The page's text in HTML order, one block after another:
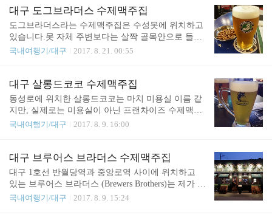
이 바이스 입니다.전반적으로 가격대는 착한편입니
다.잔당 7~8천원에 일부 맥주들의 경우 잔당 만원이
넘어가는 맥주들도 종종 마셨었기에이렇게 잔당 5천
원이 안..
꽤나 마셔야 되는지라 패스했어요.무엇보다 IPA같은
것들이 없다는게 큰 이유였습니다.수제 생맥주들은
위와 같습니다.안주이자 저녁이였던 페퍼로니 피자.
사까지 해결하기에는 괜찮은 맥주집들은 괜찮은 메
아쉽습니다. 맥주 마시기에는 좋지만, 배 채우기에는
글쎄요 라는 느낌이였습니다. 일단은 몇 번 더 방문
해 볼 가치는 있다고 판단되는 곳 입니다.
대구 도그브라더스 수제맥주집
도그브라더스라는 수제맥주집은 수성못에 위치하고
있습니다.못 자체 주변보다는 살짝 골목안으로 들어
가야 됩니다.제가 방문했을 당시에는 실내보다는 실
와 같았습니다. 스타트는 IPA부터!맛은 괜찮습니다
만, 가격대가 꽤나 쎈 곳이였습니다. 그리고 야외 한
쪽에서는 이렇게 TV중계를 해줍니다.비록 소리는 안
낌을 받았습니다.위와 같은 이미지로는 왠지 아저씨
지, 제가 방문했을 당시만 그런건지는 몰라도,주로 3
0대 여성분들이 대부분이였네요. 여기 맥주들이 비
싸서 안 마실려고 했었는데도 불구하고.. 죽기전에
마셔봐야 될 25가지..
국내여행기/대구 2017. 8. 21. 00:55
대구 살롱드코코 수제맥주집
동성로에 위치한 살롱드코코는 마치 미용실 이름 같
지만, 실제로는 미용실이 아닌 프랜차이즈 수제맥주
집이자 동시에 본점이기도 합니다.아직은 대구에서
특정한 도로가 아닌, 대구 시내 전체를 아우르는 말
이 되기도 한다는 것을 잊지마세요. 2.28기념 공원,
삼덕성당 이쪽에서 멀지 않은 곳에 위치하고 있습니
다.겉보기와는 다르게 안쪽으로는 꽤 규모가 큰 곳이
였습니다. 다만, 수제맥주에 한정해서는 맥주의 기본
국내여행기/대구 2017. 8. 9. 16:00
대구 브루어스 브라더스 수제맥주집
대구 1호선 반월당역과 중앙로역 사이에 위치하고
있는 브루어스 브라더스 (Brewers Brothers)는 제가 이
전에 한번 방문해봤다가 사람이 많아서 포기한적이
국내여행기/대구 2017. 8. 9. 15:24